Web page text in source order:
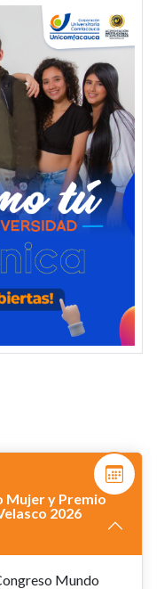
Mujer y Premio
2026
Mundo